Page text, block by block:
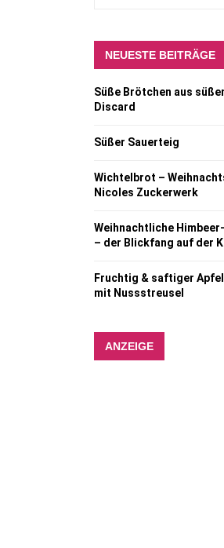
NEUESTE BEITRÄGE
Süße Brötchen aus
Discard
Süßer Sauerteig
Wichtelbrot –
Nicoles Zuckerwerk
Weihnachtliche
– der Blickfang auf der
Fruchtig & saftiger
mit Nussstreusel
ANZEIGE